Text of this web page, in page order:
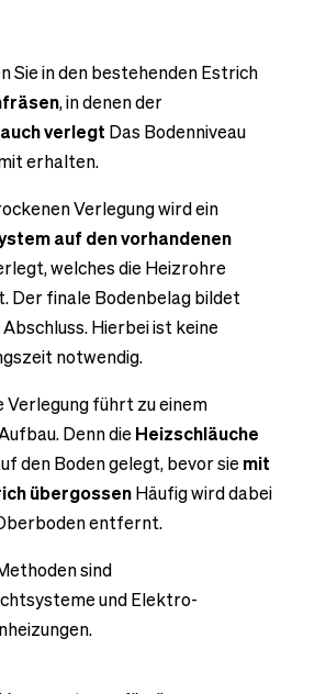
Sie in den bestehenden Estrich
, in denen der
verlegt Das Bodenniveau
erhalten.
Verlegung wird ein
auf den vorhandenen
welches die Heizrohre
Der finale Bodenbelag bildet
Hierbei ist keine
notwendig.
Verlegung führt zu einem
Denn die Heizschläuche
den Boden gelegt, bevor sie mit
übergossenHäufig wird dabei
entfernt.
sind
und Elektro-